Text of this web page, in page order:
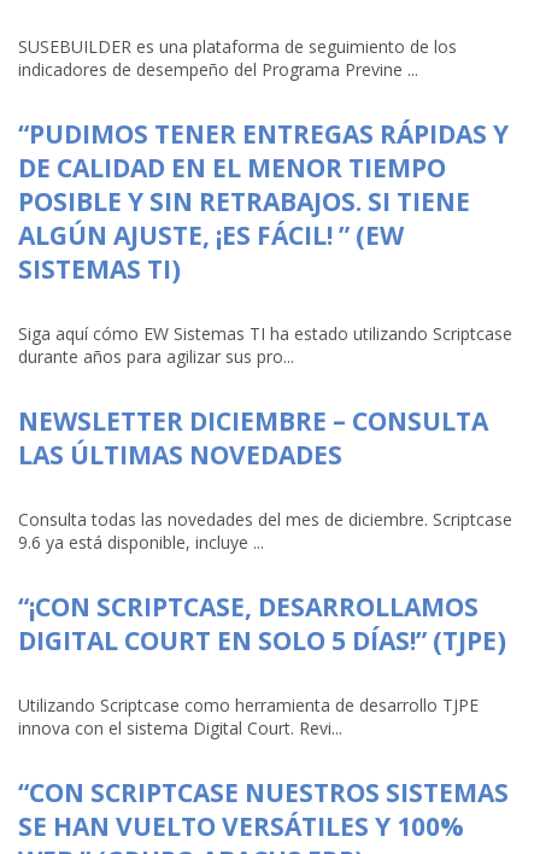
SUSEBUILDER es una plataforma de seguimiento de los
indicadores de desempeño del Programa Previne ...
“PUDIMOS TENER ENTREGAS RÁPIDAS Y
DE CALIDAD EN EL MENOR TIEMPO
POSIBLE Y SIN RETRABAJOS. SI TIENE
ALGÚN AJUSTE, ¡ES FÁCIL! ” (EW
SISTEMAS TI)
Siga aquí cómo EW Sistemas TI ha estado utilizando Scriptcase
durante años para agilizar sus pro...
NEWSLETTER DICIEMBRE – CONSULTA
LAS ÚLTIMAS NOVEDADES
Consulta todas las novedades del mes de diciembre. Scriptcase
9.6 ya está disponible, incluye ...
“¡CON SCRIPTCASE, DESARROLLAMOS
DIGITAL COURT EN SOLO 5 DÍAS!” (TJPE)
Utilizando Scriptcase como herramienta de desarrollo TJPE
innova con el sistema Digital Court. Revi...
“CON SCRIPTCASE NUESTROS SISTEMAS
SE HAN VUELTO VERSÁTILES Y 100%